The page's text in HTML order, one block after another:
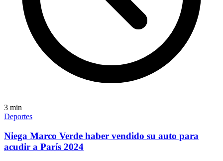
3 min
Deportes
Niega Marco Verde haber vendido su auto para
acudir a París 2024